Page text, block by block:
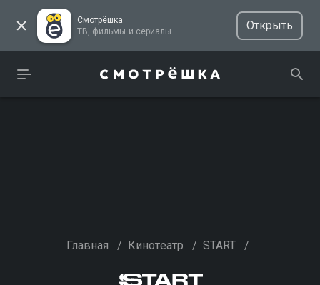
Смотрёшка
ТВ, фильмы и сериалы
Открыть
Главная / Кинотеатр / START /